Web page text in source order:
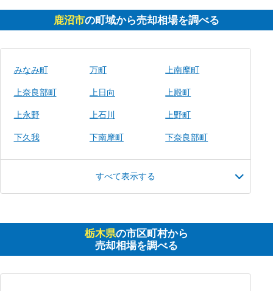
鹿沼市の町域から売却相場を調べる
みなみ町 万町 上南摩町
上奈良部町 上日向 上殿町
上永野 上石川 上野町
下久我 下南摩町 下奈良部町
すべて表示する
栃木県の市区町村から
売却相場を調べる